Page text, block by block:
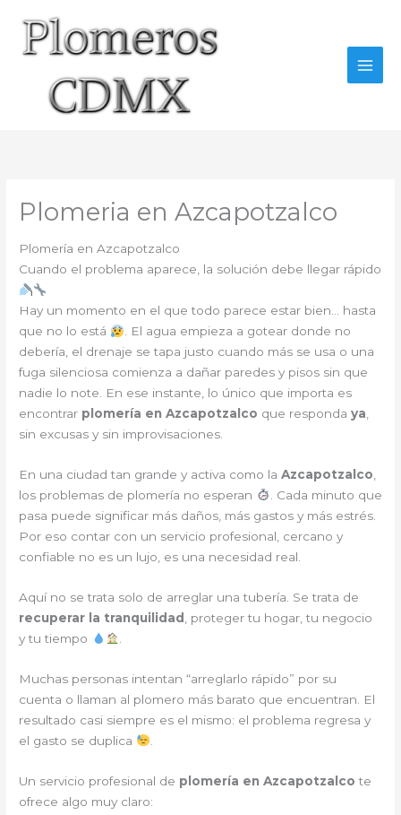
contenido
Plomeria en Azcapotzalco
Plomería en Azcapotzalco
Cuando el problema aparece, la solución debe llegar rápido
Hay un momento en el que todo parece estar bien… hasta
que no lo está
. El agua empieza a gotear donde no
debería, el drenaje se tapa justo cuando más se usa o una
fuga silenciosa comienza a dañar paredes y pisos sin que
nadie lo note. En ese instante, lo único que importa es
encontrar plomería en Azcapotzalco que respondaya,
sin excusas y sin improvisaciones.
En una ciudad tan grande y activa como laAzcapotzalco
los problemas de plomería no esperan
. Cada minuto que
pasa puede significar más daños, más gastos y más estrés.
Por eso contar con un servicio profesional, cercano y
confiable no es un lujo, es una necesidad real.
Aquí no se trata solo de arreglar una tubería. Se trata de
recuperar la tranquilidad
, proteger tu hogar, tu negocio
y tu tiempo
Muchas personas intentan “arreglarlo rápido” por su
cuenta o llaman al plomero más barato que encuentran. El
resultado casi siempre es el mismo: el problema regresa y
el gasto se duplica
Un servicio profesional de plomería en Azcapotzalco te
ofrece algo muy claro: